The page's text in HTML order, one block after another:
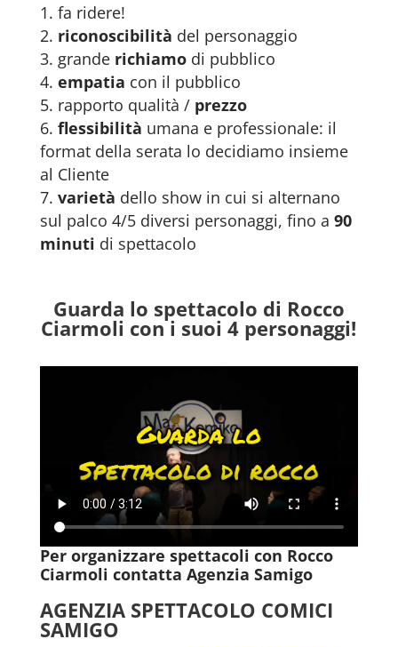
fa ridere!
riconoscibilità del personaggio
grande richiamodi pubblico
empatia con il pubblico
rapporto qualità / prezzo
flessibilità umana e professionale: il
format della serata lo decidiamo insieme
al Cliente
varietà dello show in cui si alternano
sul palco 4/5 diversi personaggi, fino a 90
minuti di spettacolo
Guarda lo spettacolo di Rocco
Ciarmoli con i suoi 4 personaggi!
Per organizzare spettacoli con Rocco
Ciarmoli contatta Agenzia Samigo
AGENZIA SPETTACOLO COMICI
SAMIGO